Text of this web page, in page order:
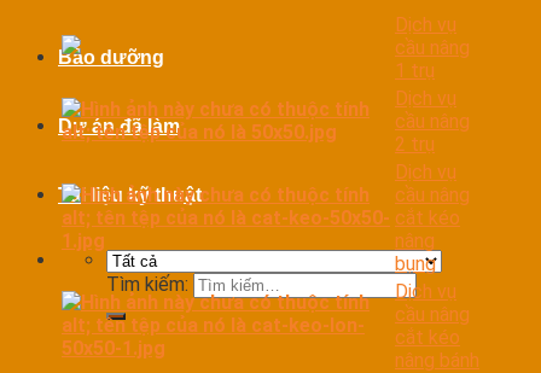
Bảo dưỡng
Dự án đã làm
Tài liệu kỹ thuật
Tìm kiếm:
Dịch vụ
cầu nâng
1 trụ
Dịch vụ
cầu nâng
2 trụ
Dịch vụ
cầu nâng
cắt kéo
nâng
bụng
Dịch vụ
cầu nâng
cắt kéo
nâng bánh